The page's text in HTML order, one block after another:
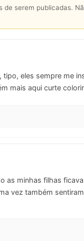
serem publicadas.
eles sempre me
mais aqui curte
as minhas filhas
vez também